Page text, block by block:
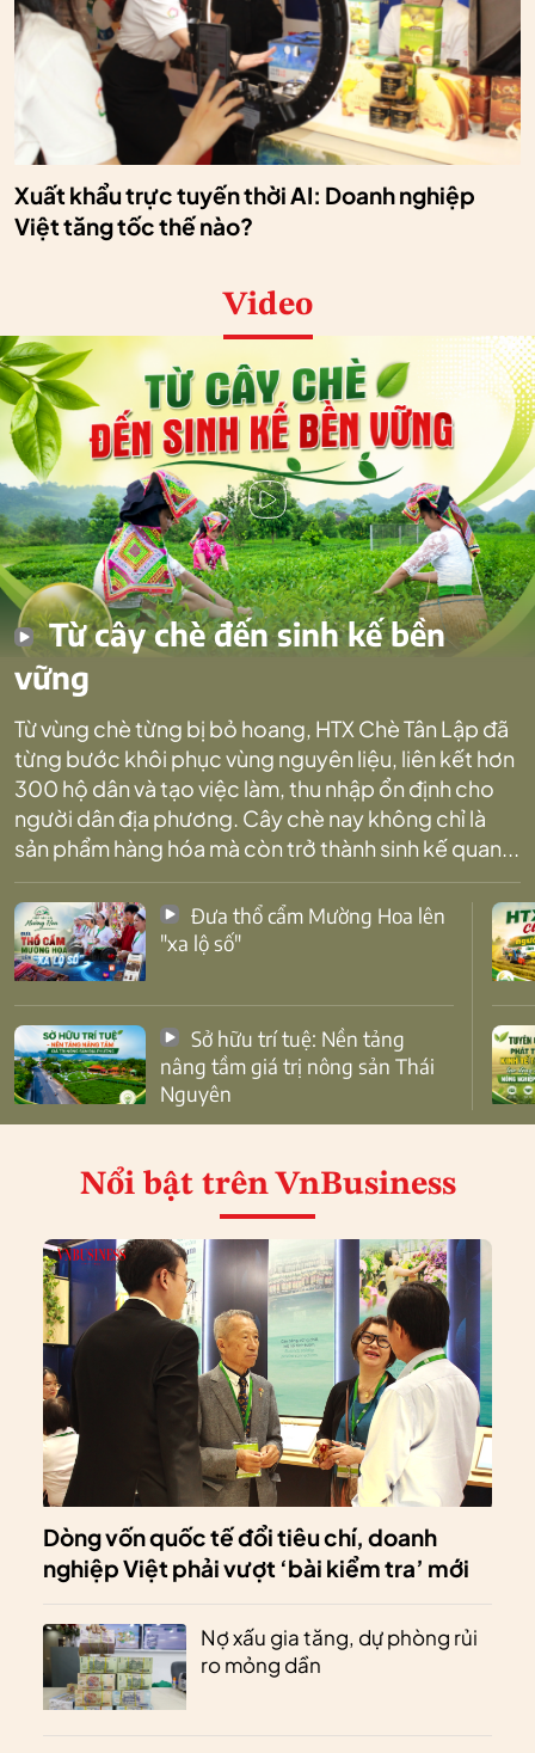
Xuất khẩu trực tuyến thời AI: Doanh nghiệp
Việt tăng tốc thế nào?
Video
Từ cây chè đến sinh kế bền
vững
Từ vùng chè từng bị bỏ hoang, HTX Chè Tân Lập đã
từng bước khôi phục vùng nguyên liệu, liên kết hơn
300 hộ dân và tạo việc làm, thu nhập ổn định cho
người dân địa phương. Cây chè nay không chỉ là
sản phẩm hàng hóa mà còn trở thành sinh kế quan...
"xa lộ số"
nâng tầm giá trị nông sản Thái
Nguyên
Nổi bật trên VnBusiness
Dòng vốn quốc tế đổi tiêu chí, doanh
nghiệp Việt phải vượt ‘bài kiểm tra’ mới
Nợ xấu gia tăng, dự phòng rủi
ro mỏng dần